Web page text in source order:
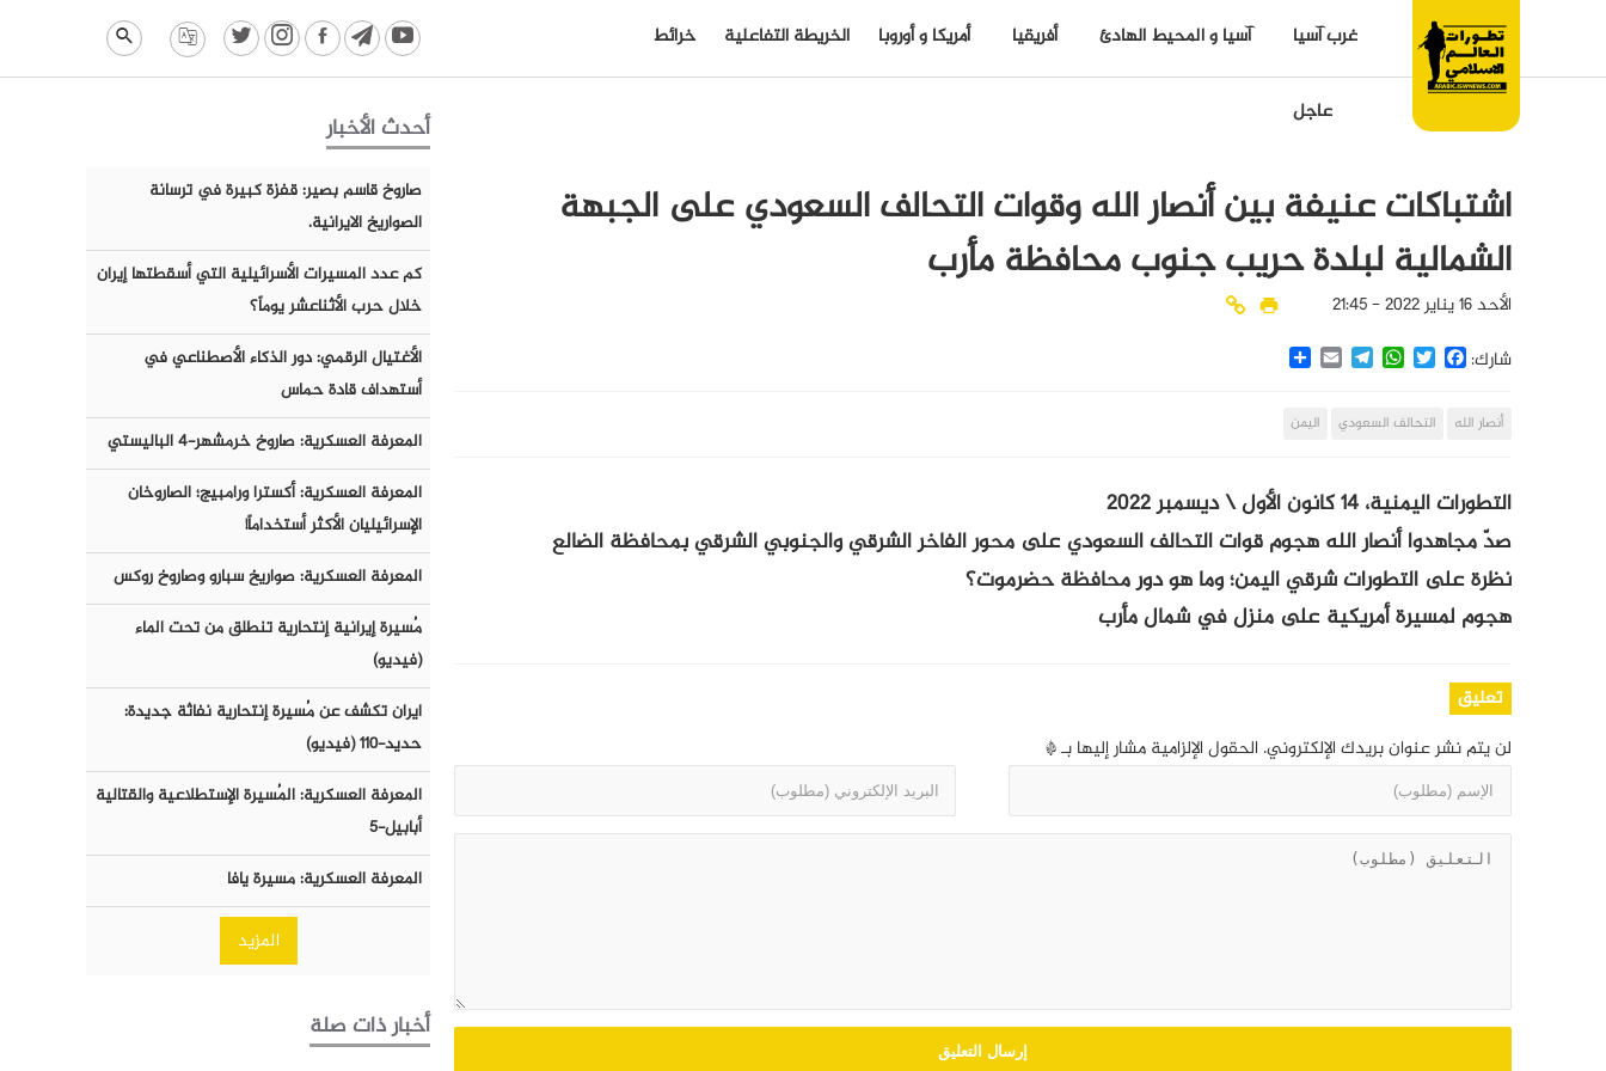
غرب آسيا آسيا و المحيط الهادئ أفريقيا أمريكا و أوروبا الخريطة التفاعلية خرائط
عاجل
اشتباكات عنيفة بين أنصار الله وقوات التحالف السعودي على الجبهة
الشمالية لبلدة حريب جنوب محافظة مأرب
الأحد 16 يناير 2022 - 21:45
شارك:
Facebook
Twitter
WhatsApp
Telegram
Email
أنصار الله التحالف السعودي اليمن
التطورات اليمنية، 14 كانون الأول \ ديسمبر 2022
صدّ مجاهدوا أنصار الله هجوم قوات التحالف السعودي على محور الفاخر الشرقي والجنوبي الشرقي بمحافظة الضالع
نظرة على التطورات شرقي اليمن؛ وما هو دور محافظة حضرموت؟
هجوم لمسيرة أمريكية على منزل في شمال مأرب
تعليق
لن يتم نشر عنوان بريدك الإلكتروني. الحقول الإلزامية مشار إليها بـ*
أحدث الأخبار
صاروخ قاسم بصير: قفزة كبيرة في ترسانة
الصواريخ الايرانية.
كم عدد المسيرات الأسرائيلية التي أسقطتها إيران
خلال حرب الأثناعشر يوماً؟
الأغتيال الرقمي: دور الذكاء الأصطناعي في
أستهداف قادة حماس
المعرفة العسكرية: صاروخ خرمشهر-٤ الباليستي
المعرفة العسكرية: أكسترا ورامبيج؛ الصاروخان
الإسرائيليان الأكثر أستخداماً!
المعرفة العسكرية: صواريخ سبارو وصاروخ روكس
مُسيرة إيرانية إنتحارية تنطلق من تحت الماء
(فيديو)
ايران تكشف عن مُسيرة إنتحارية نفاثة جديدة:
حديد-١١٠ (فيديو)
المعرفة العسكرية: المُسيرة الإستطلاعية والقتالية
أبابيل-٥
المعرفة العسكرية: مسيرة يافا
المزيد
أخبار ذات صلة